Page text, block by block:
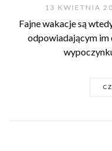
13 KWIETNIA
Fajne wakacje są
odpowiadającym